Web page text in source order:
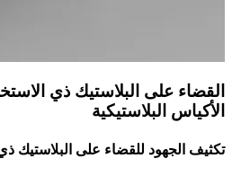
القضاء على البلاستيك ذي
الأكياس البلاستيكية
تكثيف الجهود للقضاء على البلاستيك